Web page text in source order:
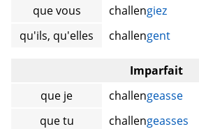
que vous
challengiez
qu'ils, qu'elles
challengent
Imparfait
que je
challengeasse
que tu
challengeasses